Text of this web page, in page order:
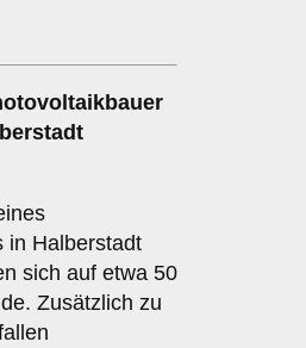
in Halberstadt
sich auf etwa 50
Zusätzlich zu